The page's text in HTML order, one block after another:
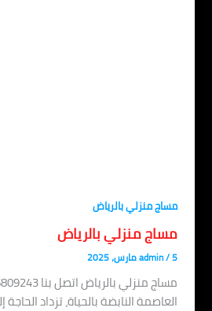
منزلي بالرياض
منزلي بالرياض
مساج منزلي
النابضة بالحياة، تزداد الحاجة إلى